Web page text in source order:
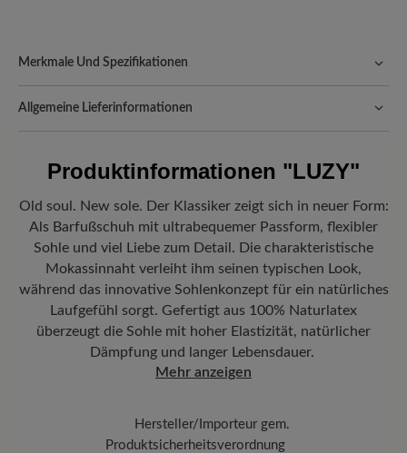
Merkmale Und Spezifikationen
Natürlich geformte Schuhe, handgefertigt hergestellt.
Passform:Natural - Breite Passform (F) - für normale bis breite
Vorteil der Sohle:Gedämpftes Abrollen dank flexibler Sneaker-
Sohle aus Naturkautschuk.
Herausnehmbares Fußbett:3 mm BÄR Resilienz-Schaum-Fußbett
mit Lederbezug kombiniert sanfte Dämpfung mit hervorragender
Anpassungsfähigkeit.
Funktionalität:Atmungsaktiv
Allgemeine Lieferinformationen
hinzugefügt – unabhängig vom Bestellwert.
Deutschland verlassen hat, erhalten Sie eine Versandbestätigung.
Mit der beigefügten Sendungsnummer können Sie genau
nachverfolgen, wo sich Ihr neues BÄR Lieblingsstück gerade
befindet.
Produktinformationen "LUZY"
Old soul. New sole. Der Klassiker zeigt sich in neuer Form:
Als Barfußschuh mit ultrabequemer Passform, flexibler
Sohle und viel Liebe zum Detail. Die charakteristische
Mokassinnaht verleiht ihm seinen typischen Look,
während das innovative Sohlenkonzept für ein natürliches
Laufgefühl sorgt. Gefertigt aus 100% Naturlatex
überzeugt die Sohle mit hoher Elastizität, natürlicher
Dämpfung und langer Lebensdauer.
Mehr anzeigen
Hersteller/Importeur gem.
Produktsicherheitsverordnung